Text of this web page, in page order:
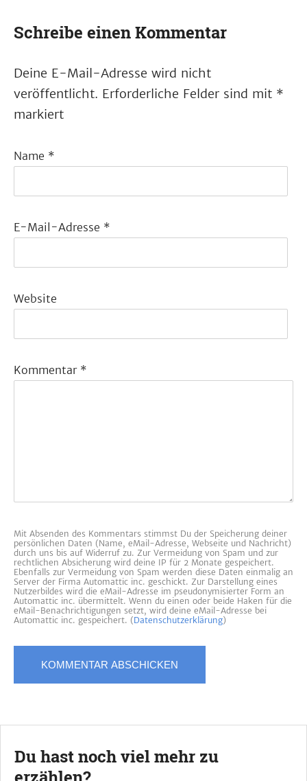
Schreibe einen Kommentar
Deine E-Mail-Adresse wird nicht
veröffentlicht. Erforderliche Felder sind mit *
markiert
Name *
E-Mail-Adresse *
Website
Kommentar *
Mit Absenden des Kommentars stimmst Du der Speicherung deiner
persönlichen Daten (Name, eMail-Adresse, Webseite und Nachricht)
durch uns bis auf Widerruf zu. Zur Vermeidung von Spam und zur
rechtlichen Absicherung wird deine IP für 2 Monate gespeichert.
Ebenfalls zur Vermeidung von Spam werden diese Daten einmalig an
Server der Firma Automattic inc. geschickt. Zur Darstellung eines
Nutzerbildes wird die eMail-Adresse im pseudonymisierter Form an
Automattic inc. übermittelt. Wenn du einen oder beide Haken für die
eMail-Benachrichtigungen setzt, wird deine eMail-Adresse bei
Automattic inc. gespeichert. (Datenschutzerklärung)
Du hast noch viel mehr zu